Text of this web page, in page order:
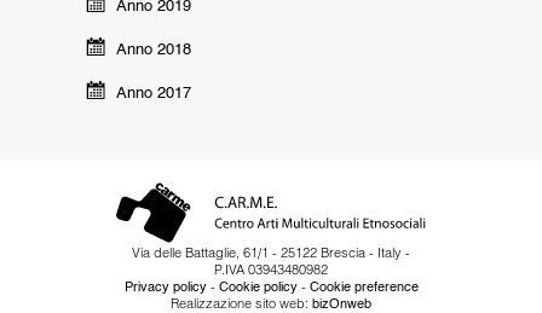
Anno 2019
Anno 2018
Anno 2017
Via delle Battaglie, 61/1 - 25122 Brescia - Italy -
P.IVA 03943480982
Privacy policy- Cookie policy- Cookie preference
Realizzazione sito web: bizOnweb